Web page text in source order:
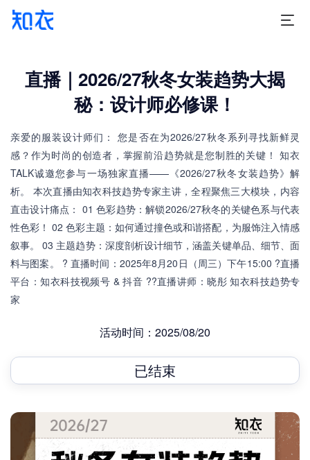
直播｜2026/27秋冬女装趋势大揭
秘：设计师必修课！
亲爱的服装设计师们： 您是否在为2026/27秋冬系列寻找新鲜灵
感？作为时尚的创造者，掌握前沿趋势就是您制胜的关键！ 知衣
TALK诚邀您参与一场独家直播——《2026/27秋冬女装趋势》解
析。 本次直播由知衣科技趋势专家主讲，全程聚焦三大模块，内容
直击设计痛点： 01 色彩趋势：解锁2026/27秋冬的关键色系与代表
性色彩！ 02 色彩主题：如何通过撞色或和谐搭配，为服饰注入情感
叙事。 03 主题趋势：深度剖析设计细节，涵盖关键单品、细节、面
料与图案。 ? 直播时间：2025年8月20日（周三）下午15:00 ?直播
平台：知衣科技视频号 & 抖音 ?‍?直播讲师：晓彤 知衣科技趋势专
家
活动时间：2025/08/20
已结束